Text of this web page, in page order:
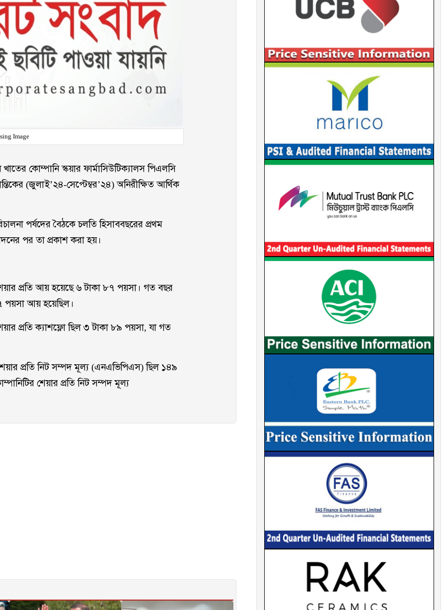
Image
কোম্পানি স্কয়ার ফার্মাসিউটিক্যালস পিএলসি
(জুলাই’২৪-সেপ্টেম্বর’২৪) অনিরীক্ষিত আর্থিক
পর্ষদের বৈঠকে চলতি হিসাববছরের প্রথম
পর তা প্রকাশ করা হয়।
শেয়ার প্রতি আয় হয়েছে ৬ টাকা ৮৭ পয়সা। গত বছর
পয়সা আয় হয়েছিল।
প্রতি ক্যাশফ্লো ছিল ৩ টাকা ৮৯ পয়সা, যা গত
প্রতি নিট সম্পদ মূল্য (এনএভিপিএস) ছিল ১৪৯
শেয়ার প্রতি নিট সম্পদ মূল্য